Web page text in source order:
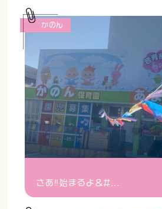
さあ‼️始まるよ&#...
かのん